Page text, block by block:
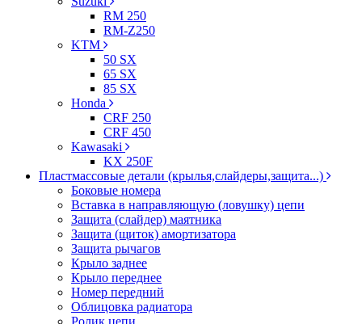
RM 250
RM-Z250
KTM
50 SX
65 SX
85 SX
Honda
CRF 250
CRF 450
Kawasaki
KX 250F
Пластмассовые детали (крылья,слайдеры,защита...)
Боковые номера
Вставка в направляющую (ловушку) цепи
Защита (слайдер) маятника
Защита (щиток) амортизатора
Защита рычагов
Крыло заднее
Крыло переднее
Номер передний
Облицовка радиатора
Ролик цепи